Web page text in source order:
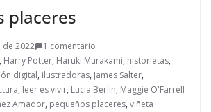
placeres
2022
1 comentario
, Harry Potter, Haruki Murakami, historietas,
digital, ilustradoras, James Salter,
, leer es vivir, Lucia Berlin, Maggie O'Farrell
Amador, pequeños placeres, viñeta